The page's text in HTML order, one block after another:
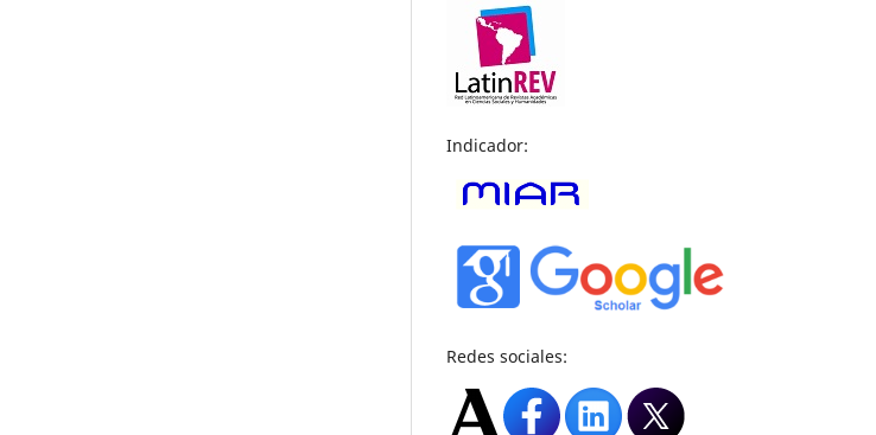
Indicador:
Redes sociales: